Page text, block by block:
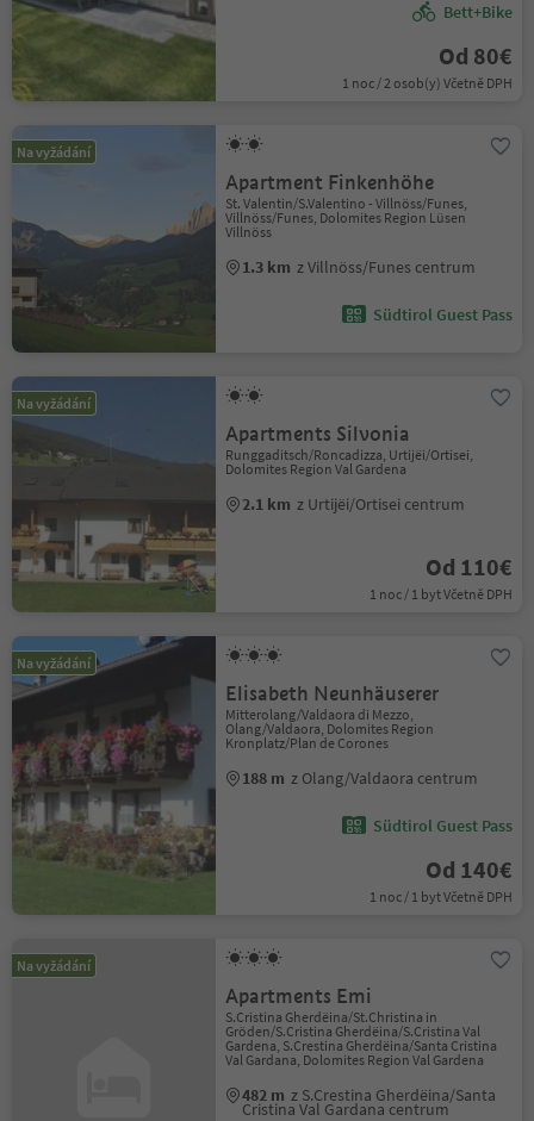
Bett+Bike
Od 80€
1 noc / 2 osob(y) Včetně DPH
Na vyžádání
Apartment Finkenhöhe
St. Valentin/S.Valentino - Villnöss/Funes,
Villnöss/Funes, Dolomites Region Lüsen
Villnöss
1.3 km z Villnöss/Funes centrum
Südtirol Guest Pass
Na vyžádání
Apartments Silvonia
Runggaditsch/Roncadizza, Urtijëi/Ortisei,
Dolomites Region Val Gardena
2.1 km z Urtijëi/Ortisei centrum
Od 110€
1 noc / 1 byt Včetně DPH
Na vyžádání
Elisabeth Neunhäuserer
Mitterolang/Valdaora di Mezzo,
Olang/Valdaora, Dolomites Region
Kronplatz/Plan de Corones
188 m z Olang/Valdaora centrum
Südtirol Guest Pass
Od 140€
1 noc / 1 byt Včetně DPH
Na vyžádání
Apartments Emi
S.Cristina Gherdëina/St.Christina in
Gröden/S.Cristina Gherdëina/S.Cristina Val
Gardena, S.Crestina Gherdëina/Santa Cristina
Val Gardana, Dolomites Region Val Gardena
482 m z S.Crestina Gherdëina/Santa
Cristina Val Gardana centrum